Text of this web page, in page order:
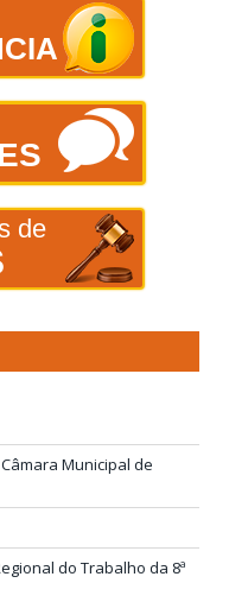
de
Municipal de
do Trabalho da 8ª